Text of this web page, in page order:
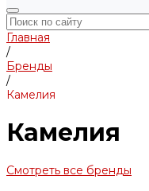
Главная
/
Бренды
/
Камелия
Камелия
Смотреть все бренды